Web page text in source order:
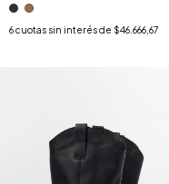
6cuotas sin interés de $46.666,67